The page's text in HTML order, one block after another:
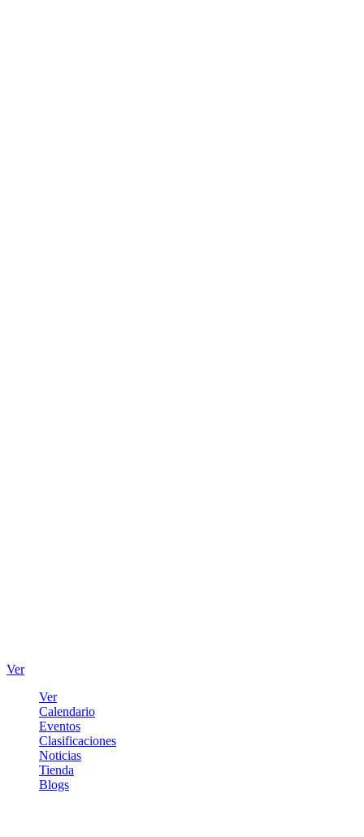
Ver
Ver
Calendario
Eventos
Clasificaciones
Noticias
Tienda
Blogs